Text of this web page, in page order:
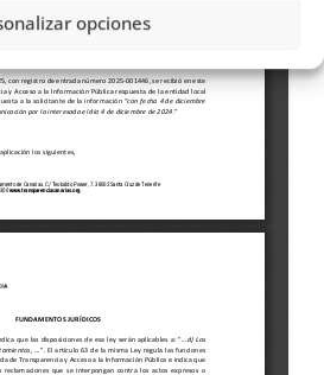
opciones